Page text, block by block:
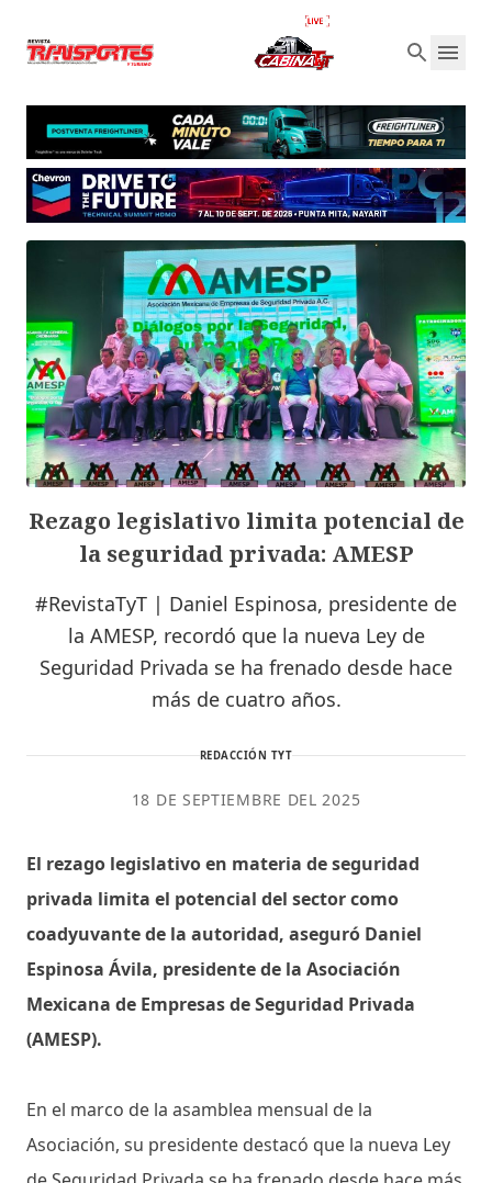
Rezago legislativo limita potencial de
la seguridad privada: AMESP
#RevistaTyT | Daniel Espinosa, presidente de
la AMESP, recordó que la nueva Ley de
Seguridad Privada se ha frenado desde hace
más de cuatro años.
REDACCIÓN TYT
18 DE SEPTIEMBRE DEL 2025
El rezago legislativo en materia de seguridad
privada limita el potencial del sector como
coadyuvante de la autoridad, aseguró Daniel
Espinosa Ávila, presidente de la Asociación
Mexicana de Empresas de Seguridad Privada
(AMESP).
En el marco de la asamblea mensual de la
Asociación, su presidente destacó que la nueva Ley